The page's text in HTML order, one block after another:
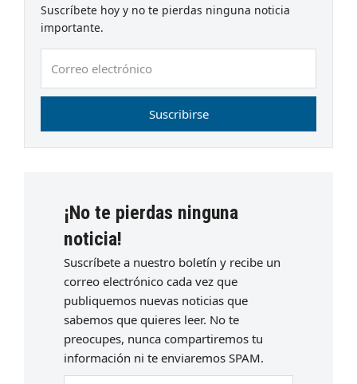
Suscríbete hoy y no te pierdas ninguna noticia
importante.
electrónico
Suscribirse
¡No te pierdas ninguna
noticia!
Suscríbete a nuestro boletín y recibe un
correo electrónico cada vez que
publiquemos nuevas noticias que
sabemos que quieres leer. No te
preocupes, nunca compartiremos tu
información ni te enviaremos SPAM.